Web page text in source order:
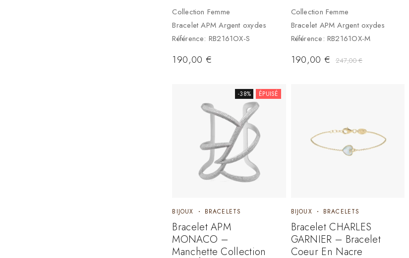
Collection Femme
Bracelet APM Argent oxydes
Référence: RB2161OX-S
190,00€
Collection Femme
Bracelet APM Argent oxydes
Référence: RB2161OX-M
247,00€
190,00€
-38% ÉPUISÉ
BIJOUX BRACELETS
Bracelet APM
MONACO –
Manchette Collection
BIJOUX BRACELETS
Bracelet CHARLES
GARNIER – Bracelet
Coeur En Nacre